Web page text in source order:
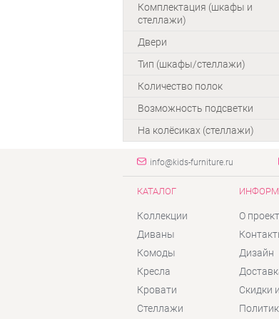
Комплектация (шкафы и
стеллажи)
Двери
Тип (шкафы/стеллажи)
Количество полок
Возможность подсветки
На колёсиках (стеллажи)
info@kids-furniture.ru
КАТАЛОГ
Коллекции
Диваны
Комоды
Кресла
Кровати
Стеллажи
О
Дизайн
Скидки